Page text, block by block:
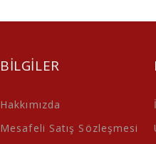
BILGILER
Hakkımızda
Mesafeli Satış Sözleşmesi